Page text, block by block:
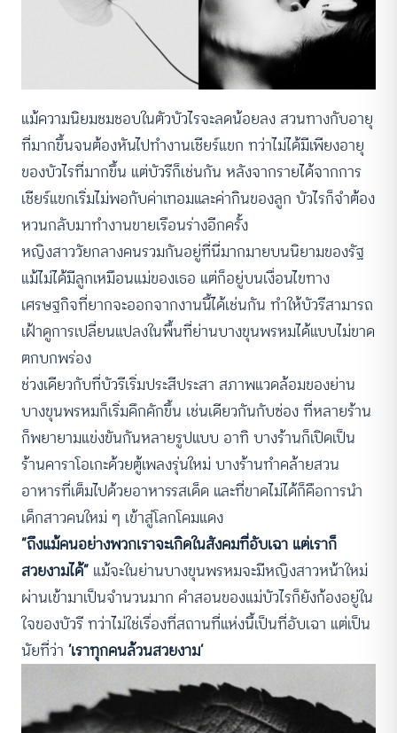
แม้ความนิยมชมชอบในตัวบัวไรจะลดน้อยลง สวนทางกับอายุ
ที่มากขึ้นจนต้องหันไปทำงานเชียร์แขก ทว่าไม่ได้มีเพียงอายุ
ของบัวไรที่มากขึ้น แต่บัวรีก็เช่นกัน หลังจากรายได้จากการ
เชียร์แขกเริ่มไม่พอกับค่าเทอมและค่ากินของลูก บัวไรก็จำต้อง
หวนกลับมาทำงานขายเรือนร่างอีกครั้ง
หญิงสาววัยกลางคนรวมกันอยู่ที่นี่มากมายบนนิยามของรัฐ
แม้ไม่ได้มีลูกเหมือนแม่ของเธอ แต่ก็อยู่บนเงื่อนไขทาง
เศรษฐกิจที่ยากจะออกจากงานนี้ได้เช่นกัน ทำให้บัวรีสามารถ
เฝ้าดูการเปลี่ยนแปลงในพื้นที่ย่านบางขุนพรหมได้แบบไม่ขาด
ตกบกพร่อง
ช่วงเดียวกับที่บัวรีเริ่มประสีประสา สภาพแวดล้อมของย่าน
บางขุนพรหมก็เริ่มคึกคักขึ้น เช่นเดียวกันกับซ่อง ที่หลายร้าน
ก็พยายามแข่งขันกันหลายรูปแบบ อาทิ บางร้านก็เปิดเป็น
ร้านคาราโอเกะด้วยตู้เพลงรุ่นใหม่ บางร้านทำคล้ายสวน
อาหารที่เต็มไปด้วยอาหารรสเด็ด และที่ขาดไม่ได้ก็คือการนำ
เด็กสาวคนใหม่ ๆ เข้าสู่โลกโคมแดง
“ถึงแม้คนอย่างพวกเราจะเกิดในสังคมที่อับเฉา แต่เราก็
สวยงามได้” แม้จะในย่านบางขุนพรหมจะมีหญิงสาวหน้าใหม่
ผ่านเข้ามาเป็นจำนวนมาก คำสอนของแม่บัวไรก็ยังก้องอยู่ใน
ใจของบัวรี ทว่าไม่ใช่เรื่องที่สถานที่แห่งนี้เป็นที่อับเฉา แต่เป็น
นัยที่ว่า ‘เราทุกคนล้วนสวยงาม’